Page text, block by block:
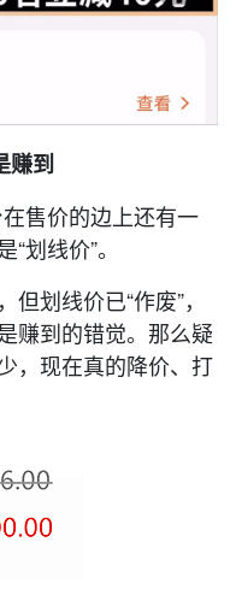
赚到
售价的边上还有一
划线价”。
划线价已“作废”，
赚到的错觉。那么疑
，现在真的降价、打